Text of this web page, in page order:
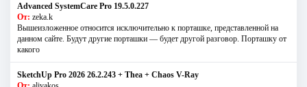
Advanced SystemCare Pro 19.5.0.227
От: zeka.k
Вышеизложенное относится исключительно к порташке, представленной на
данном сайте. Будут другие порташки — будет другой разговор. Порташку от
какого
SketchUp Pro 2026 26.2.243 + Thea + Chaos V-Ray